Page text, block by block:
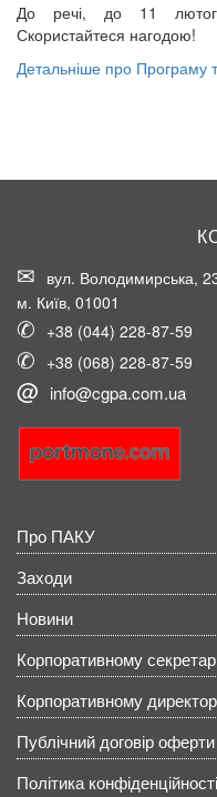
До речі, до 11
Скористайтеся нагодою!
Детальніше про Програму
вул. Володимирська,
м. Київ, 01001
+38 (044) 228-87-59
+38 (068) 228-87-59
info@cgpa.com.ua
Про ПАКУ
Заходи
Новини
Корпоративному
Корпоративному
Публічний договір оферти
Політика конфіденційності